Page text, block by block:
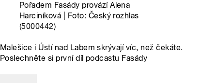
Pořadem Fasády provází Alena
Harciníková | Foto: Český rozhlas
(5000442)
Malešice i Ústí nad Labem skrývají víc, než čekáte.
Poslechněte si první díl podcastu Fasády